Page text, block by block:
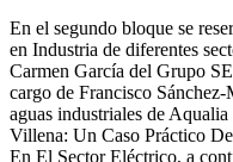
En el segundo bloque se
en Industria de diferentes
Carmen García del Grupo
cargo de Francisco
aguas industriales de
Villena: Un Caso Práctico
En El Sector Eléctrico, a